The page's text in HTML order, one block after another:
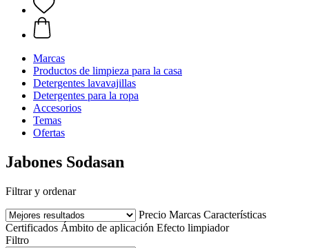
Marcas
Productos de limpieza para la casa
Detergentes lavavajillas
Detergentes para la ropa
Accesorios
Temas
Ofertas
Jabones Sodasan
Filtrar y ordenar
Precio Marcas Características
Certificados Ámbito de aplicación Efecto limpiador
Filtro